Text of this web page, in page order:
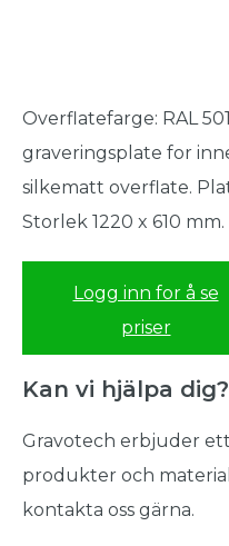
Overflatefarge: RAL
graveringsplate for
silkematt overflate.
Storlek 1220 x 610 mm.
Logg inn for å se
priser
Kan vi hjälpa dig?
Gravotech erbjuder
produkter och
kontakta oss gärna.